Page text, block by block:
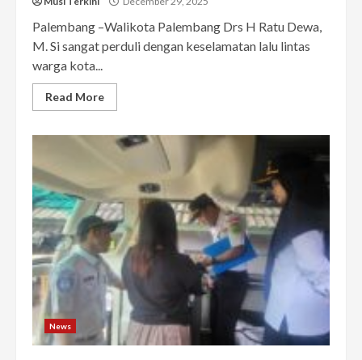
Palembang –Walikota Palembang Drs H Ratu Dewa,
M. Si sangat perduli dengan keselamatan lalu lintas
warga kota...
Read More
News